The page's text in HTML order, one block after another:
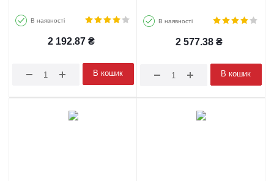
В наявності
2 192.87₴
В кошик
В наявності
2 577.38₴
В кошик